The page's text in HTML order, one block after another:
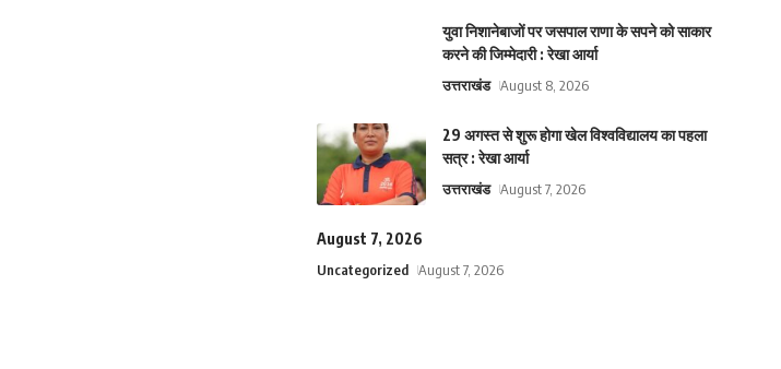
युवा निशानेबाजों पर जसपाल राणा के सपने को साकार
करने की जिम्मेदारी : रेखा आर्या
उत्तराखंड August 8, 2026
29 अगस्त से शुरू होगा खेल विश्वविद्यालय का पहला
सत्र : रेखा आर्या
उत्तराखंड August 7, 2026
August 7, 2026
Uncategorized August 7, 2026